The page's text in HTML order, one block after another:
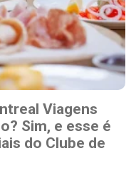
Viagens
Sim, e esse é
do Clube de